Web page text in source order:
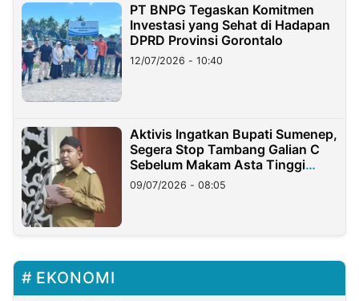
PT BNPG Tegaskan Komitmen
Investasi yang Sehat di Hadapan
DPRD Provinsi Gorontalo
12/07/2026 - 10:40
Aktivis Ingatkan Bupati Sumenep,
Segera Stop Tambang Galian C
Sebelum Makam Asta Tinggi
Longsor
09/07/2026 - 08:05
EKONOMI